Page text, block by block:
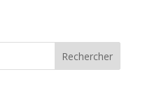
Rechercher